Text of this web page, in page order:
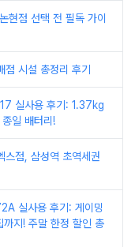
현점 선택 전 필독 가이
점 시설 총정리 후기
실사용 후기: 1.37kg
일 배터리!
스점, 삼성역 초역세권
실사용 후기: 게이밍
지! 주말 한정 할인 총